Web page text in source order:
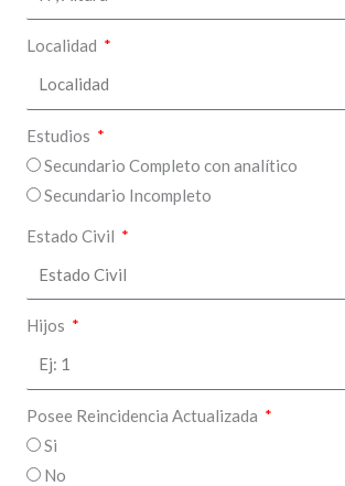
Localidad
Estudios
Secundario Completo con analítico
Secundario Incompleto
Estado Civil
Hijos
Posee Reincidencia Actualizada
Si
No